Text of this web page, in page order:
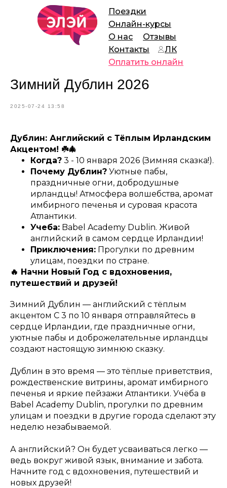
Поездки
Онлайн-курсы
О нас
Отзывы
Контакты
Оплатить онлайн
ЛК
Зимний Дублин 2026
2025-07-24 13:58
Дублин: Английский с Тёплым Ирландским
Акцентом! ☘️🎄
Когда? 3 - 10 января 2026 (Зимняя сказка!).
Почему Дублин? Уютные пабы,
праздничные огни, добродушные
ирландцы! Атмосфера волшебства, аромат
имбирного печенья и суровая красота
Атлантики.
Учеба: Babel Academy Dublin. Живой
английский в самом сердце Ирландии!
Приключения: Прогулки по древним
улицам, поездки по стране.
🔥 Начни Новый Год с вдохновения,
путешествий и друзей!
Зимний Дублин — английский с тёплым
акцентом С 3 по 10 января отправляйтесь в
сердце Ирландии, где праздничные огни,
уютные пабы и доброжелательные ирландцы
создают настоящую зимнюю сказку.
Дублин в это время — это тёплые приветствия,
рождественские витрины, аромат имбирного
печенья и яркие пейзажи Атлантики. Учёба в
Babel Academy Dublin, прогулки по древним
улицам и поездки в другие города сделают эту
неделю незабываемой.
А английский? Он будет усваиваться легко —
ведь вокруг живой язык, внимание и забота.
Начните год с вдохновения, путешествий и
новых друзей!